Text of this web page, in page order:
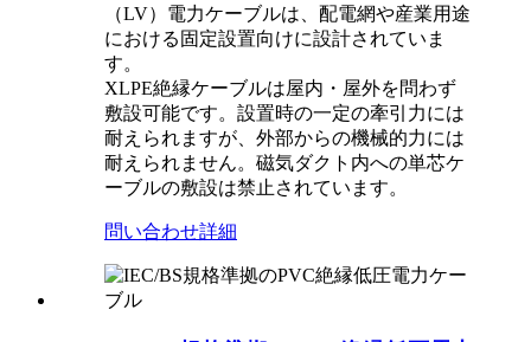
（LV）電力ケーブルは、配電網や産業用途
における固定設置向けに設計されていま
す。
XLPE絶縁ケーブルは屋内・屋外を問わず
敷設可能です。設置時の一定の牽引力には
耐えられますが、外部からの機械的力には
耐えられません。磁気ダクト内への単芯ケ
ーブルの敷設は禁止されています。
問い合わせ詳細